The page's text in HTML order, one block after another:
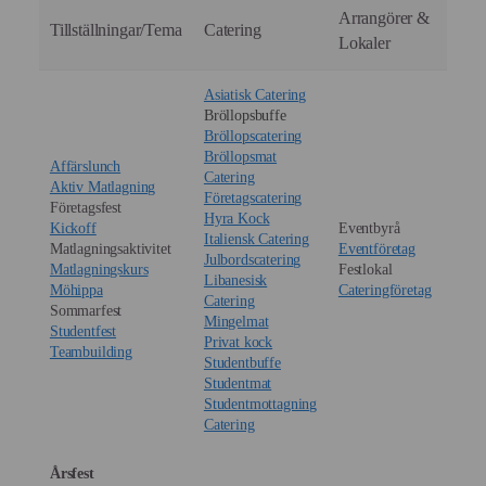
Tillställningar/Tema Catering
Arrangörer &
Lokaler
Affärslunch
Aktiv Matlagning
Företagsfest
Kickoff
Matlagningsaktivitet
Matlagningskurs
Möhippa
Sommarfest
Studentfest
Teambuilding
Asiatisk Catering
Bröllopsbuffe
Bröllopscatering
Bröllopsmat
Catering
Företagscatering
Hyra Kock
Italiensk Catering
Julbordscatering
Libanesisk
Catering
Mingelmat
Privat kock
Studentbuffe
Studentmat
Studentmottagning
Catering
Eventbyrå
Eventföretag
Festlokal
Cateringföretag
Årsfest